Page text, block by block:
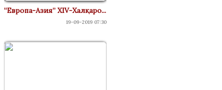
“Европа-Азия” XIV-Халқаро...
19-09-2019 07:30